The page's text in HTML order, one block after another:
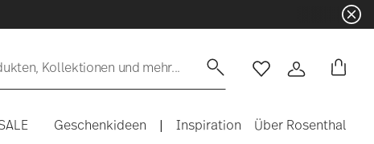
Kollektionen und mehr... WishlistAnmelden
Geschenkideen | Inspiration Über Rosenthal